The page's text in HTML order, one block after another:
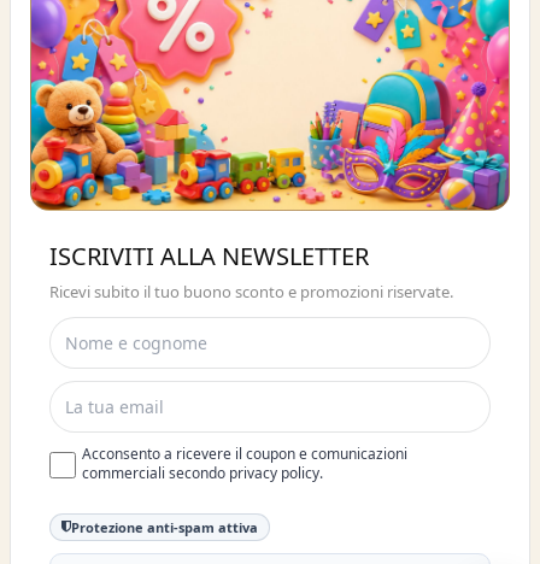
ISCRIVITI E OTTIENI SUBITO UNO
SCONTO DEL 10%
ISCRIVITI ALLA NEWSLETTER
Ricevi subito il tuo buono sconto e promozioni riservate.
Acconsento a ricevere il coupon e comunicazioni
commerciali secondo privacy policy.
Protezione anti-spam attiva